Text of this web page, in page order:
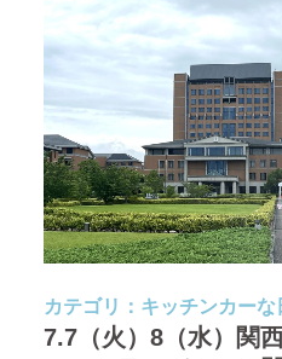
カテゴリ： キッチンカーな
7.7（火）8（水）関